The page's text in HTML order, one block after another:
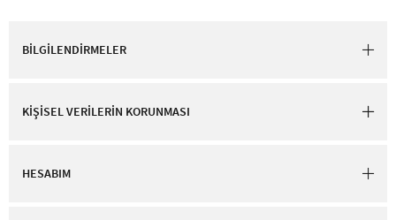
BİLGİLENDİRMELER
KİŞİSEL VERİLERİN KORUNMASI
HESABIM